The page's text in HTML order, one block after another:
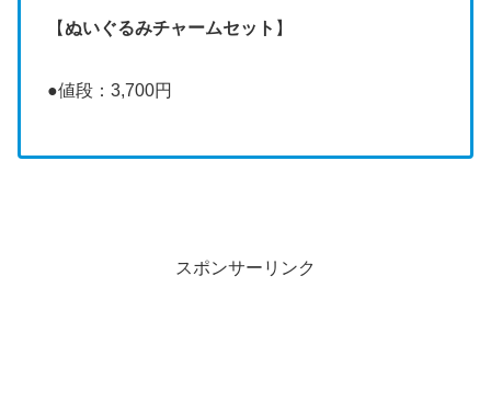
【ぬいぐるみチャームセット 】
●値段：3,700円
スポンサーリンク